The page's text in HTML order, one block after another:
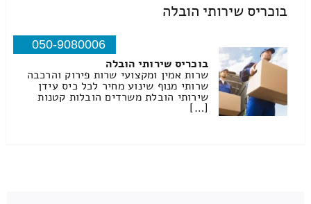
בוכריס שירותי הובלה
050-9080006
בוכריס שירותי הובלה
שרות אמין ומקצועי שרות פירוק והרכבה
שרותי מנוף שינוע מחיר לכל כיס עידן
שירותי הובלת משרדים הובלות קטנות
[…]